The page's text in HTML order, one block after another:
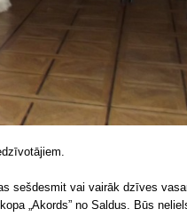
sešdesmit vai vairāk dzīves
„Akords” no Saldus. Būs